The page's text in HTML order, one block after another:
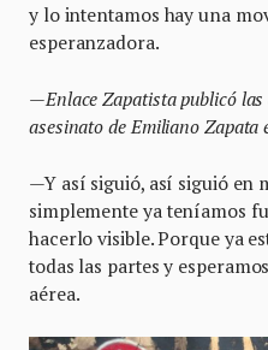
y lo intentamos hay una
esperanzadora.
—Enlace Zapatista publicó las
asesinato de Emiliano Zapata
—Y así siguió, así siguió en
simplemente ya teníamos
hacerlo visible. Porque ya
todas las partes y
aérea.